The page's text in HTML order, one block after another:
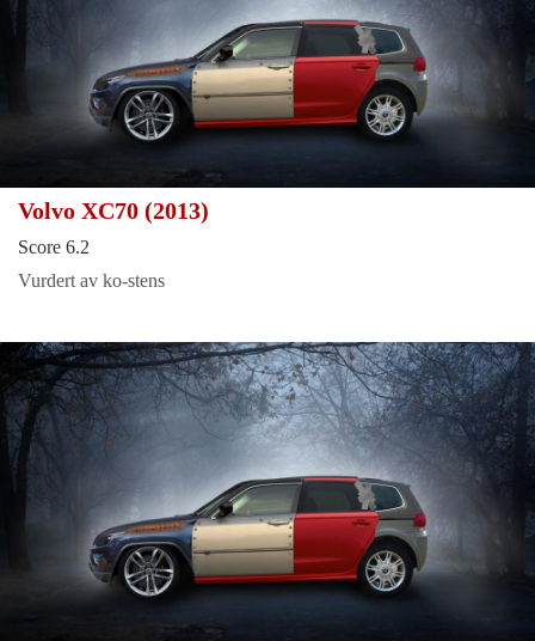
Volvo XC70 (2013)
Score 6.2
Vurdert av ko-stens